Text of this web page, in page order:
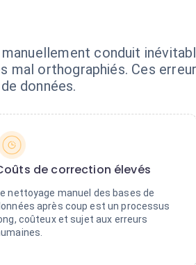
conduit
orthographiés. Ces
données.
de correction élevés
nettoyage manuel des bases de
après coup est un processus
coûteux et sujet aux erreurs